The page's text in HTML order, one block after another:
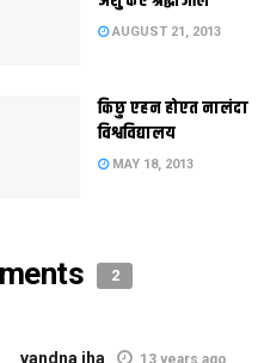
AUGUST 21, 2013
किछु एहन होएत नालंदा
विश्वविद्यालय
MAY 18, 2013
2
vandna jha 13 years ago